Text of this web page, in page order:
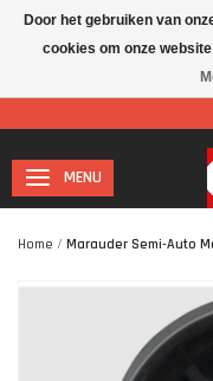
Let op: I.v.m. de
MENU
Home / Marauder Semi-Auto
Door het gebruiken van
cookies om onze